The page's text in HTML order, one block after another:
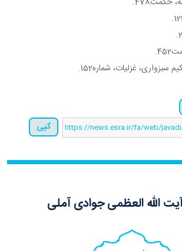
سبزواری، غزليات، شماره152.
کپی
الله العظمی جوادی آملی